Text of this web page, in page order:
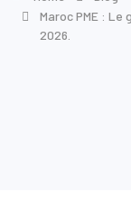
Maroc PME : Le
2026.